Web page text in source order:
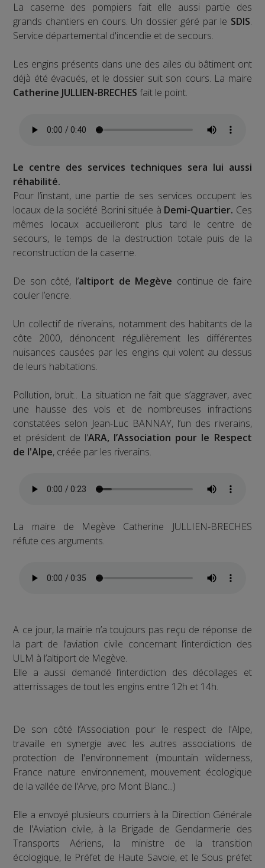
La caserne des pompiers fait elle aussi partie des
grands chantiers en cours. Un dossier géré par le SDIS.
Service départemental d'incendie et de secours.
Les engins présents dans une des ailes du bâtiment ont
déjà été évacués, et le dossier suit son cours. La maire
Catherine JULLIEN-BRECHES fait le point.
Le centre des services techniques sera lui aussi
réhabilité.
Pour l’instant, une partie de ses services occupent les
locaux de la société Borini située à Demi-Quartier. Ces
mêmes locaux accueilleront plus tard le centre de
secours, le temps de la destruction totale puis de la
reconstruction de la caserne.
De son côté, l’altiport de Megève continue de faire
couler l’encre.
Un collectif de riverains, notamment des habitants de la
côte 2000, dénoncent régulièrement les différentes
nuisances causées par les engins qui volent au dessus
de leurs habitations.
Pollution, bruit.. La situation ne fait que s’aggraver, avec
une hausse des vols et de nombreuses infractions
constatées selon Jean-Luc BANNAY, l’un des riverains,
et président de l'ARA, l’Association pour le Respect
de l'Alpe, créée par les riverains.
La maire de Megève Catherine JULLIEN-BRECHES
réfute ces arguments.
A ce jour, la mairie n’a toujours pas reçu de réponse de
la part de l’aviation civile concernant l’interdiction des
ULM à l’altiport de Megève.
Elle a aussi demandé l’interdiction des décollages et
atterrissages de tout les engins entre 12h et 14h.
De son côté l’Association pour le respect de l'Alpe,
travaille en synergie avec les autres associations de
protection de l'environnement (mountain wilderness,
France nature environnement, mouvement écologique
de la vallée de l'Arve, pro Mont Blanc...)
Elle a envoyé plusieurs courriers à la Direction Générale
de l'Aviation civile, à la Brigade de Gendarmerie des
Transports Aériens, la ministre de la transition
écologique, le Préfet de Haute Savoie, et le Sous préfet